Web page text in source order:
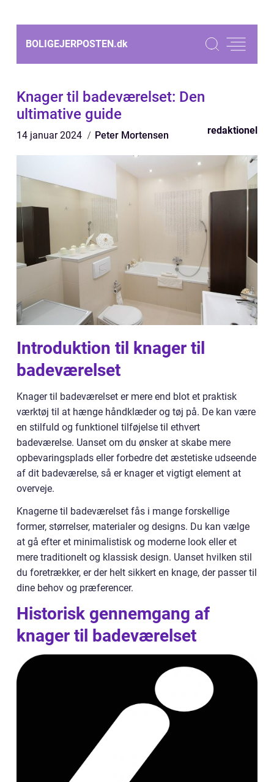
BOLIGEJERPOSTEN.dk
Knager til badeværelset: Den
ultimative guide
14 januar 2024 Peter Mortensen redaktionel
Introduktion til knager til
badeværelset
Knager til badeværelset er mere end blot et praktisk
værktøj til at hænge håndklæder og tøj på. De kan være
en stilfuld og funktionel tilføjelse til ethvert
badeværelse. Uanset om du ønsker at skabe mere
opbevaringsplads eller forbedre det æstetiske udseende
af dit badeværelse, så er knager et vigtigt element at
overveje.
Knagerne til badeværelset fås i mange forskellige
former, størrelser, materialer og designs. Du kan vælge
at gå efter et minimalistisk og moderne look eller et
mere traditionelt og klassisk design. Uanset hvilken stil
du foretrækker, er der helt sikkert en knage, der passer til
dine behov og præferencer.
Historisk gennemgang af
knager til badeværelset